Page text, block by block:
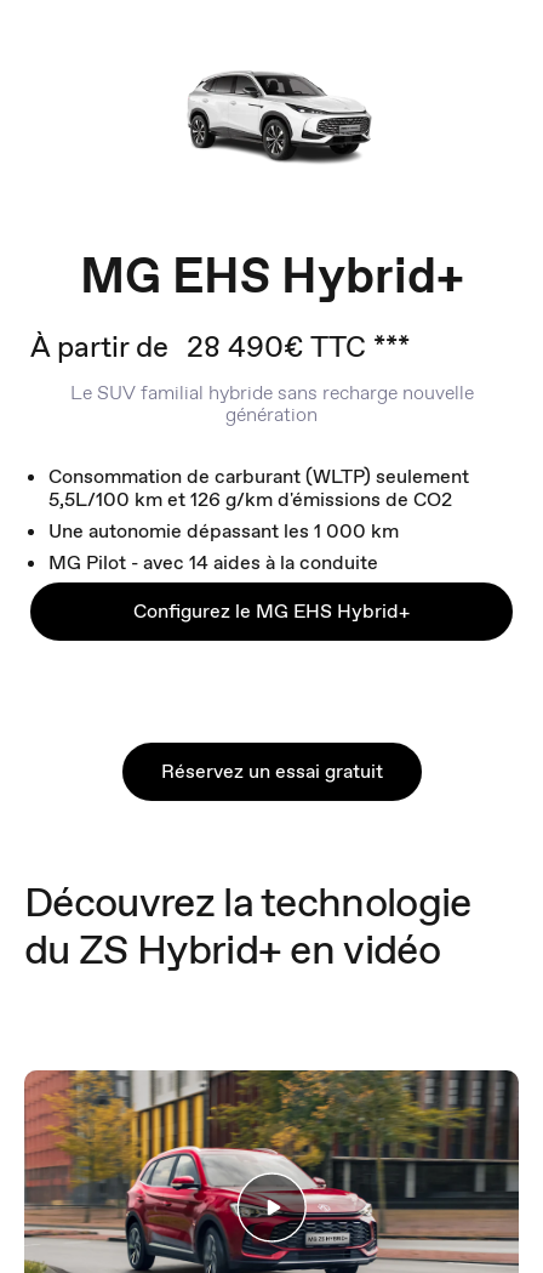
MG EHS Hybrid+
À partir de 28 490€ TTC ***
Le SUV familial hybride sans recharge nouvelle
génération
Consommation de carburant (WLTP) seulement
5,5L/100 km et 126 g/km d'émissions de CO2
Une autonomie dépassant les 1 000 km
MG Pilot - avec 14 aides à la conduite
Configurez le MG EHS Hybrid+
Réservez un essai gratuit
Découvrez la technologie
du ZS Hybrid+ en vidéo